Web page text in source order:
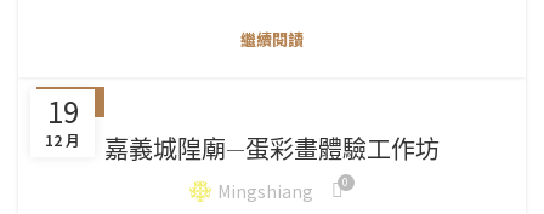
繼續閱讀
19
12 月
工作坊
嘉義城隍廟—蛋彩畫體驗工作坊
Mingshiang 0